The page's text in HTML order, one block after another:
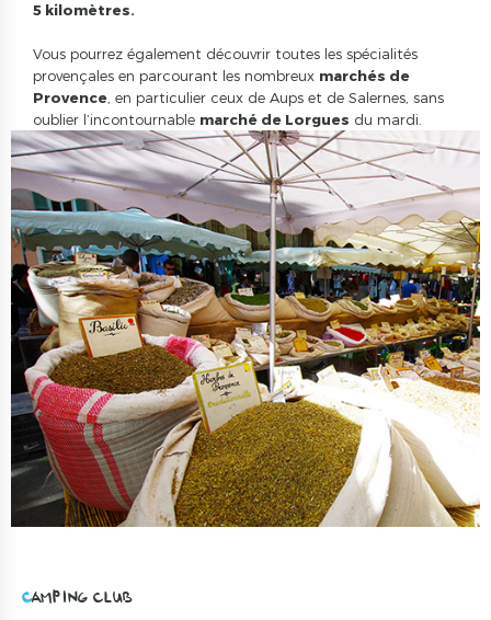
5 kilomètres.
Vous pourrez également découvrir toutes les spécialités
provençales en parcourant les nombreux marchés de
Provence, en particulier ceux de Aups et de Salernes, sans
oublier l’incontournable marché de Lorgues du mardi.
CAMPING CLUB